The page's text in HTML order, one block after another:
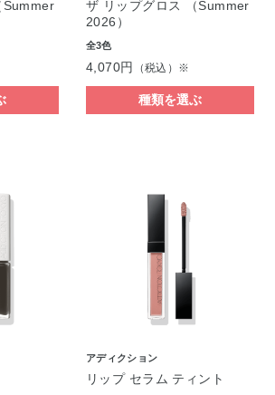
Summer
ザ リップグロス （Summer
2026）
全3色
4,070円 （税込）※
種類を選ぶ
アディクション
リップ セラム ティント